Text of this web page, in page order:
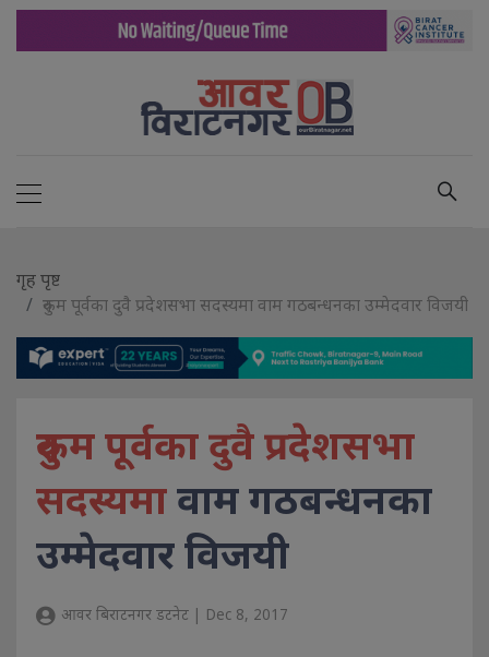
गृह पृष्ट
रुकुम पूर्वका दुवै प्रदेशसभा सदस्यमा वाम गठबन्धनका उम्मेदवार विजयी
रुकुम पूर्वका दुवै प्रदेशसभा
सदस्यमावाम गठबन्धनका
उम्मेदवार विजयी
आवर बिराटनगर डटनेट | Dec 8, 2017